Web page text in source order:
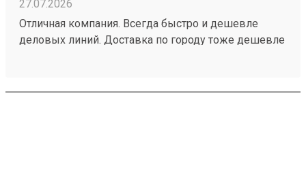
27.07.2026
Отличная компания. Всегда быстро и дешевле
деловых линий. Доставка по городу тоже дешевле